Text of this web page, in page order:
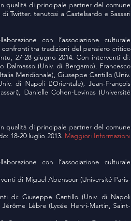
qualità di principale partner del comune
Twitter. tenutosi a Castelsardo e Sassari
con l’associazione culturale
confronti tra tradizioni del pensiero critico
27-28 giugno 2014. Con interventi di:
Dalmasso (Univ. di Bergamo), Francesco
Meridionale), Giuseppe Cantillo (Univ.
di Napoli L’Orientale), Jean-François
Danielle Cohen-Levinas (Université
qualità di principale partner del comune
18-20 luglio 2013. Maggiori Informazioni
con l’associazione culturale
di Miguel Abensour (Université Paris-
di: Giuseppe Cantillo (Univ. di Napoli
Lèbre (Lycée Henri-Martin, Saint-